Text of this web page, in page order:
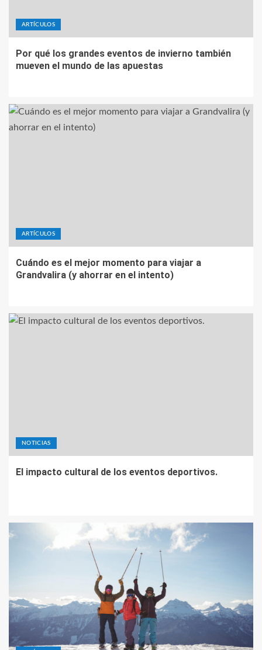
ARTÍCULOS
Por qué los grandes eventos de invierno también
mueven el mundo de las apuestas
ARTÍCULOS
Cuándo es el mejor momento para viajar a
Grandvalira (y ahorrar en el intento)
NOTICIAS
El impacto cultural de los eventos deportivos.